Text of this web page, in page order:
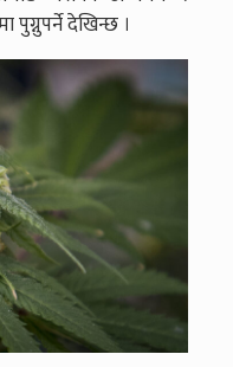
पुग्नुपर्ने देखिन्छ ।